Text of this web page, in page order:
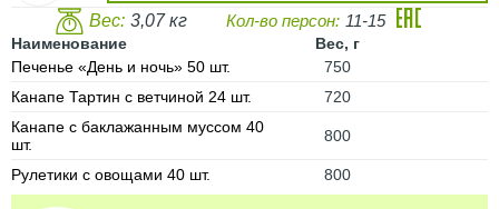
Вес: 3,07 кг Кол-во персон: 11-15
Наименование
Вес, г
Печенье «День и ночь» 50 шт.
750
Канапе Тартин с ветчиной 24 шт.
720
Канапе с баклажанным муссом 40
шт.
800
Рулетики с овощами 40 шт. 800